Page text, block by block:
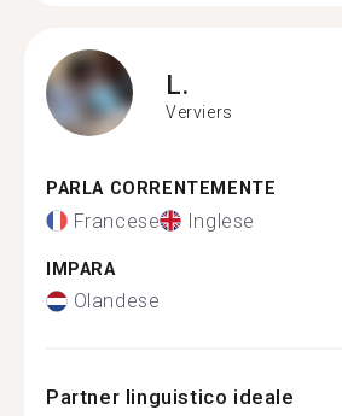
L.
Verviers
PARLA CORRENTEMENTE
Francese Inglese
IMPARA
Olandese
Partner linguistico ideale